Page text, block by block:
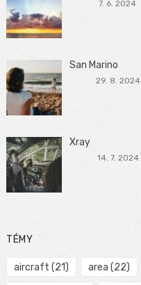
7. 6. 2024
San Marino
29. 8. 2024
Xray
14. 7. 2024
TÉMY
aircraft (21) area (22)